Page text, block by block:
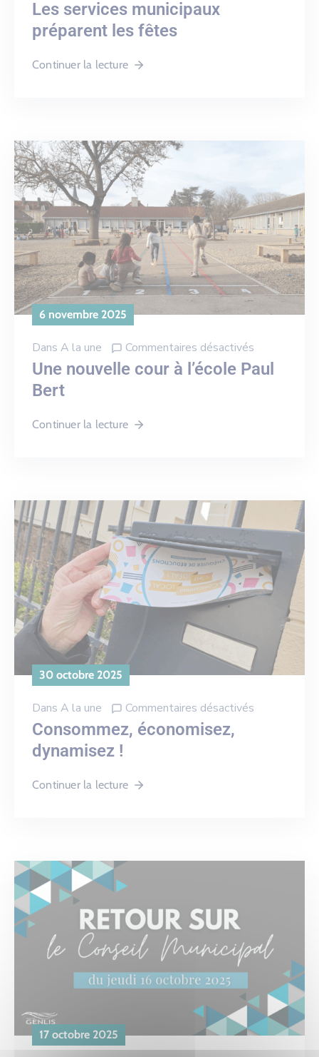
Les services municipaux
préparent les fêtes
Continuer la lecture
6 novembre 2025
Dans A la une Commentaires désactivés
Une nouvelle cour à l’école Paul
Bert
Continuer la lecture
30 octobre 2025
Dans A la une Commentaires désactivés
Consommez, économisez,
dynamisez !
Continuer la lecture
17 octobre 2025